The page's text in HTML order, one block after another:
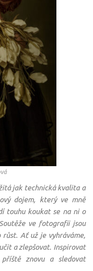
jak technická kvalita a
dojem, který ve mně
touhu koukat se na ni o
ve fotografii jsou
Ať už je vyhráváme,
a zlepšovat. Inspirovat
znovu a sledovat